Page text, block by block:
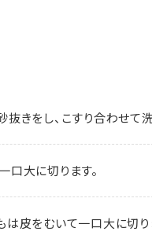
抜きをし、こすり合わせて
口大に切ります。
は皮をむいて一口大に切り